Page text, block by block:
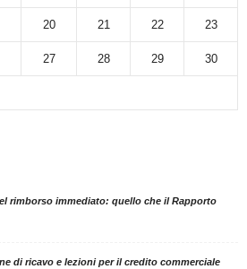
20 21 22 23
27 28 29 30
rimborso immediato: quello che il Rapporto
di ricavo e lezioni per il credito commerciale